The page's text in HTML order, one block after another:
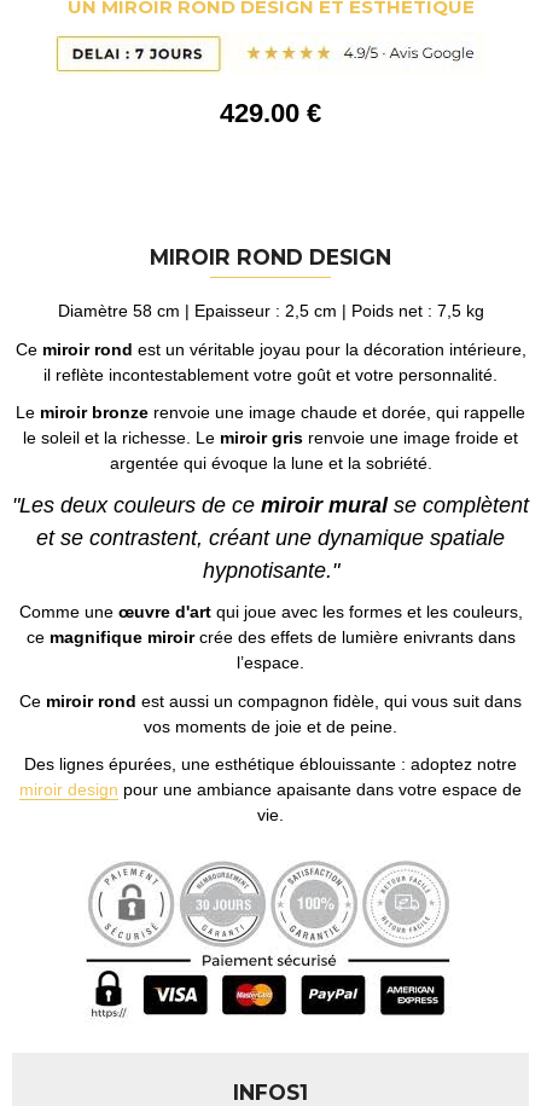
UN MIROIR ROND DESIGN ET ESTHÉTIQUE
429.00 €
MIROIR ROND DESIGN
Diamètre 58 cm | Epaisseur : 2,5 cm | Poids net : 7,5 kg
Ce miroir rond est un véritable joyau pour la décoration intérieure,
il reflète incontestablement votre goût et votre personnalité.
Le miroir bronze renvoie une image chaude et dorée, qui rappelle
le soleil et la richesse. Le miroir gris renvoie une image froide et
argentée qui évoque la lune et la sobriété.
"Les deux couleurs de ce miroir mural se complètent
et se contrastent, créant une dynamique spatiale
hypnotisante."
Comme uneœuvre d'art qui joue avec les formes et les couleurs,
ce magnifique miroircrée des effets de lumière enivrants dans
l’espace.
Ce miroir rond est aussi un compagnon fidèle, qui vous suit dans
vos moments de joie et de peine.
Des lignes épurées, une esthétique éblouissante : adoptez notre
miroir design pour une ambiance apaisante dans votre espace de
vie.
INFOS1